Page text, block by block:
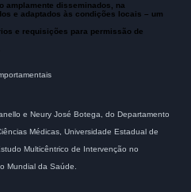
amplamente disseminados, na
e adaptados às condições locais – um
e requisições para permissão de
e Neury José Botega, do Departamento
Médicas, Universidade Estadual de
Multicêntrico de Intervenção no
Mundial da Saúde.